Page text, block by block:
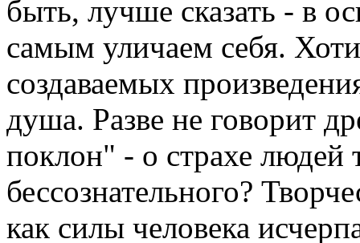
быть, лучше сказать - в
самым уличаем себя.
создаваемых
душа. Разве не говорит
поклон" - о страхе людей
бессознательного?
как силы человека